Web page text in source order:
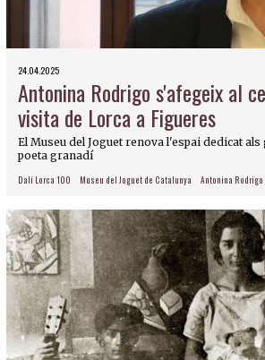
24.04.2025
Antonina Rodrigo s'afegeix al
visita de Lorca a Figueres
El Museu del Joguet renova l'espai dedicat
poeta granadí
Dalí Lorca 100 Museu del Joguet de Catalunya Antonina Rodrigo